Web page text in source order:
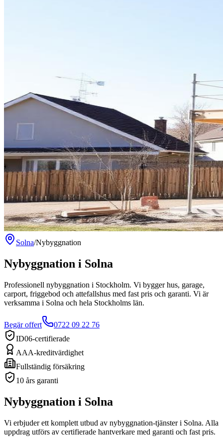
Solna/Nybyggnation
Nybyggnation i Solna
Professionell nybyggnation i Stockholm. Vi bygger hus, garage,
carport, friggebod och attefallshus med fast pris och garanti. Vi är
verksamma i Solna och hela Stockholms län.
Begär offert
0722 09 22 76
ID06-certifierade
AAA-kreditvärdighet
Fullständig försäkring
10 års garanti
Nybyggnation i Solna
Vi erbjuder ett komplett utbud av nybyggnation-tjänsteri Solna. Alla
uppdrag utförs av certifierade hantverkare med garanti och fast pris.